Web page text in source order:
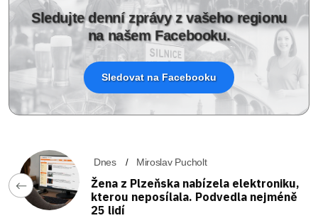
Sledujte denní zprávy z vašeho regionu
na našem Facebooku.
Sledovat na Facebooku
Dnes Miroslav Pucholt
Žena z Plzeňska nabízela elektroniku,
kterou neposílala. Podvedla nejméně
25 lidí